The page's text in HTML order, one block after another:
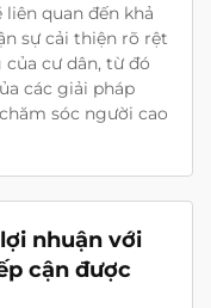
quan đến khả
sự cải thiện rõ rệt
cư dân, từ đó
các giải pháp
sóc người cao
nhuận với
cận được